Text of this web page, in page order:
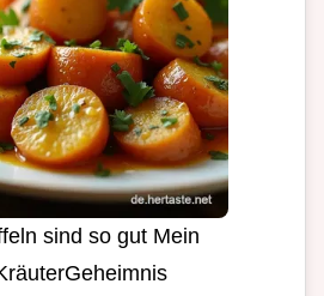
sind so gut Mein